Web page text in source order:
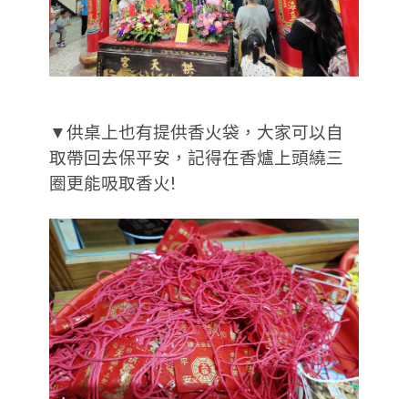
▼供桌上也有提供香火袋，大家可以自
取帶回去保平安，記得在香爐上頭繞三
圈更能吸取香火!